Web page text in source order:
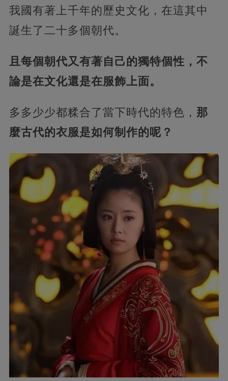
我國有著上千年的歷史文化，在這其中
誕生了二十多個朝代。
且每個朝代又有著自己的獨特個性，不
論是在文化還是在服飾上面。
多多少少都糅合了當下時代的特色， 那
麼古代的衣服是如何制作的呢？